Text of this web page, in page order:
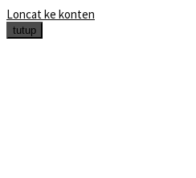
Loncat ke konten
tutup